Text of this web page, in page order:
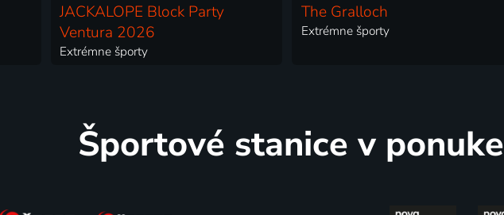
JACKALOPE Block Party
Ventura 2026
Extrémne športy
The Gralloch
Extrémne športy
Športové stanice v ponuke